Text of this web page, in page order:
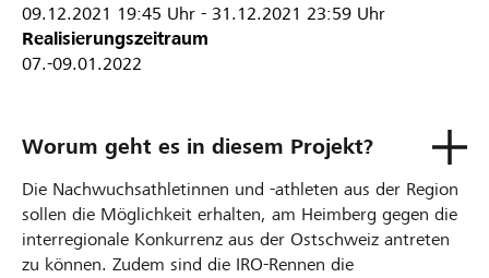
09.12.2021 19:45 Uhr - 31.12.2021 23:59 Uhr
Realisierungszeitraum
07.-09.01.2022
Worum geht es in diesem Projekt?
Die Nachwuchsathletinnen und -athleten aus der Region
sollen die Möglichkeit erhalten, am Heimberg gegen die
interregionale Konkurrenz aus der Ostschweiz antreten
zu können. Zudem sind die IRO-Rennen die